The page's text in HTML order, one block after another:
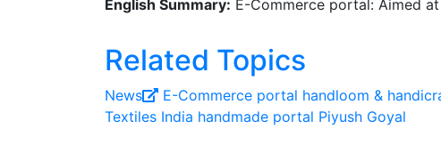
Related Topics
News E-Commerce portal handloom &
Textiles India handmade portal Piyush Goyal